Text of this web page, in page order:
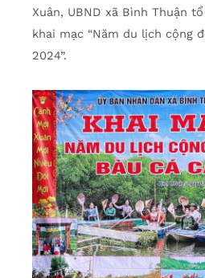
Xuân, UBND xã Bình Thuận
khai mạc “Năm du lịch cộng
2024”.